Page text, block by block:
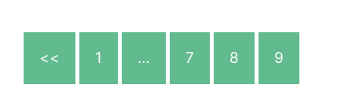
<< 1 … 7 8 9